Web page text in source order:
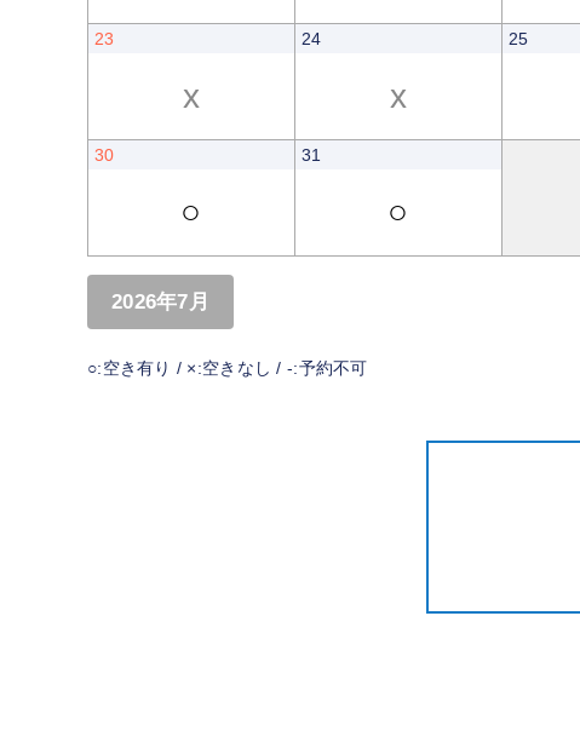
23
x
24
x
25
30
○
31
○
2026年7月
○:空き有り / ×:空きなし / -:予約不可